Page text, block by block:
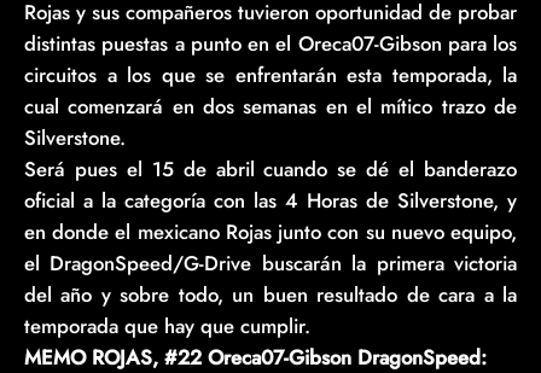
Rojas y sus compañeros tuvieron oportunidad de probar
distintas puestas a punto en el Oreca07-Gibson para los
circuitos a los que se enfrentarán esta temporada, la
cual comenzará en dos semanas en el mítico trazo de
Silverstone.
Será pues el 15 de abril cuando se dé el banderazo
oficial a la categoría con las 4 Horas de Silverstone, y
en donde el mexicano Rojas junto con su nuevo equipo,
el DragonSpeed/G-Drive buscarán la primera victoria
del año y sobre todo, un buen resultado de cara a la
temporada que hay que cumplir.
MEMO ROJAS, #22 Oreca07-Gibson DragonSpeed: